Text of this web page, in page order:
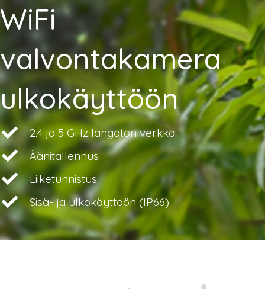
WiFi
valvontakamera
ulkokäyttöön
2.4 ja 5 GHz langaton verkko
Äänitallennus
Liiketunnistus
Sisä- ja ulkokäyttöön (IP66)